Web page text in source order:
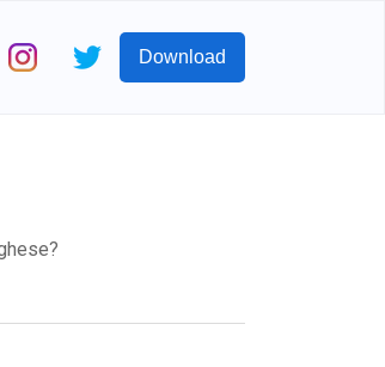
Download